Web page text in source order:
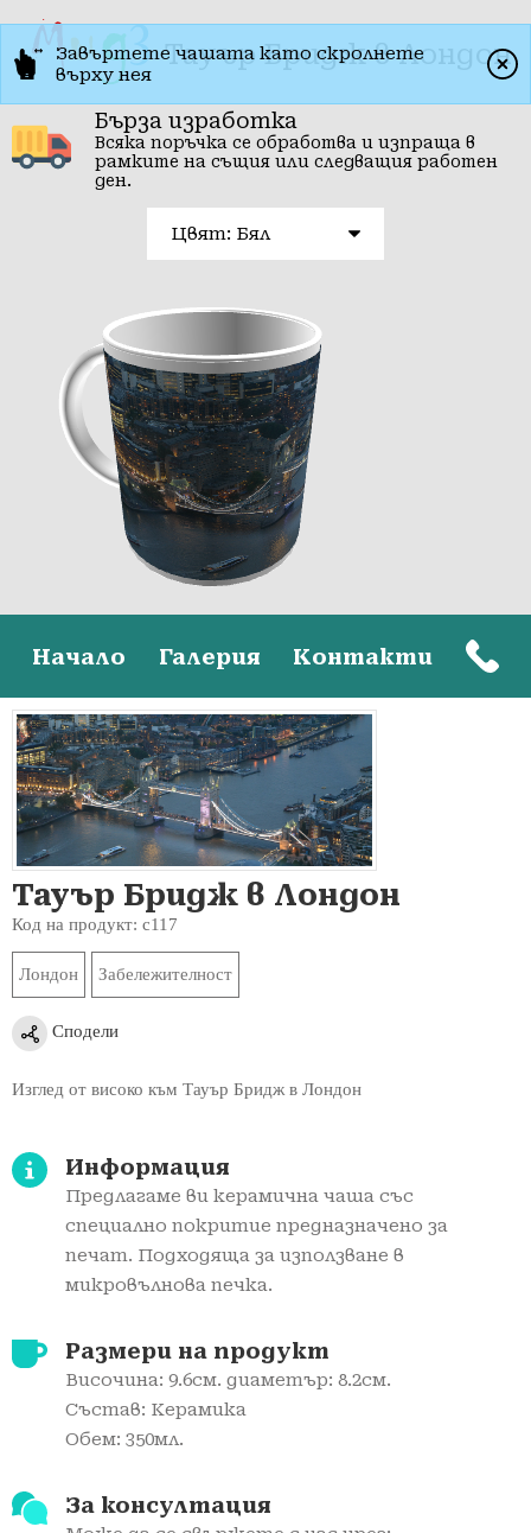
Тауър Бридж в Лондон
Бърза изработка
Всяка поръчка се обработва и изпраща в
рамките на същия или следващия работен
ден.
Цвят: Бял
Начало Галерия Контакти
Тауър Бридж в Лондон
Код на продукт: c117
Лондон Забележителност
Сподели
Изглед от високо към Тауър Бридж в Лондон
Информация
Предлагаме ви керамичнa чаша със
специално покритие предназначено за
печат. Подходяща за използване в
микровълнова печка.
Размери на продукт
Височина: 9.6см. диаметър: 8.2см.
Състав: Керамика
Обем: 350мл.
За консултация
Завъртете чашата като скролнете
върху нея